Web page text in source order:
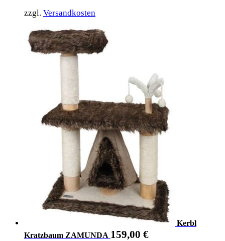
zzgl. Versandkosten
Kerbl
Kratzbaum ZAMUNDA 159,00 €